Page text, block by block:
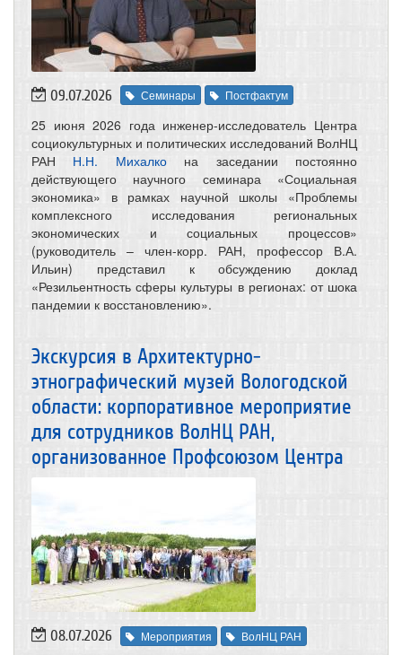
09.07.2026 Семинары Постфактум
25 июня 2026 года инженер-исследователь Центра
социокультурных и политических исследований ВолНЦ
РАН Н.Н. Михалкона заседании постоянно
действующего научного семинара «Социальная
экономика» в рамках научной школы «Проблемы
комплексного исследования региональных
экономических и социальных процессов»
(руководитель – член-корр. РАН, профессор В.А.
Ильин) представил к обсуждению доклад
«Резильентность сферы культуры в регионах: от шока
пандемии к восстановлению».
Экскурсия в Архитектурно-
этнографический музей Вологодской
области: корпоративное мероприятие
для сотрудников ВолНЦ РАН,
организованное Профсоюзом Центра
08.07.2026 Мероприятия ВолНЦ РАН